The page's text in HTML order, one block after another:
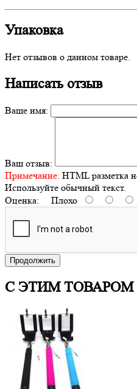
Упаковка
Нет отзывов о данном товаре.
Написать отзыв
Ваше имя:
Ваш отзыв:
Примечание: HTML разметка
Используйте обычный текст.
Оценка: Плохо
Продолжить
С ЭТИМ